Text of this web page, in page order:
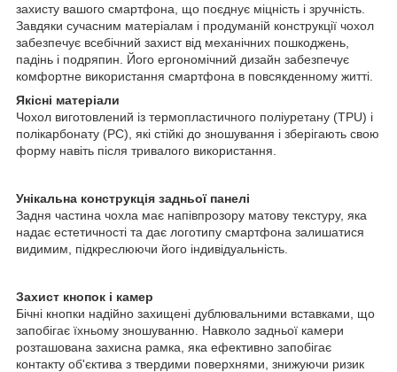
захисту вашого смартфона, що поєднує міцність і зручність.
Завдяки сучасним матеріалам і продуманій конструкції чохол
забезпечує всебічний захист від механічних пошкоджень,
падінь і подряпин. Його ергономічний дизайн забезпечує
комфортне використання смартфона в повсякденному житті.
Якісні матеріали
Чохол виготовлений із термопластичного поліуретану (TPU) і
полікарбонату (PC), які стійкі до зношування і зберігають свою
форму навіть після тривалого використання.
Унікальна конструкція задньої панелі
Задня частина чохла має напівпрозору матову текстуру, яка
надає естетичності та дає логотипу смартфона залишатися
видимим, підкреслюючи його індивідуальність.
Захист кнопок і камер
Бічні кнопки надійно захищені дублювальними вставками, що
запобігає їхньому зношуванню. Навколо задньої камери
розташована захисна рамка, яка ефективно запобігає
контакту об'єктива з твердими поверхнями, знижуючи ризик